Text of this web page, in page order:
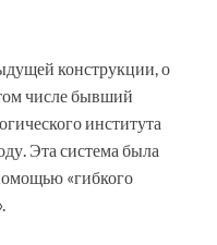
конструкции, о
числе бывший
института
Эта система была
«гибкого